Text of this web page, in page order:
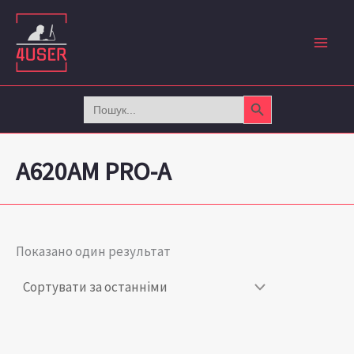
Перейти
вмісту
Search
for:
Search Button
A620AM PRO-A
Показано один результат